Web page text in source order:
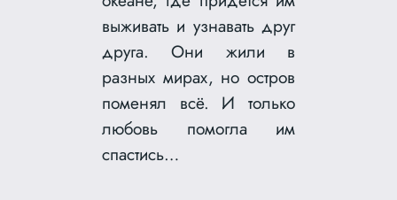
выживать и узнавать друг
друга. Они жили в
разных мирах, но остров
поменял всё. И только
любовь помогла им
спастись…